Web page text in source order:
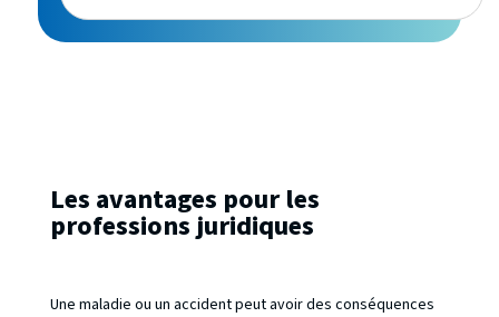
Les avantages pour les
professions juridiques
Une maladie ou un accident peut avoir des conséquences